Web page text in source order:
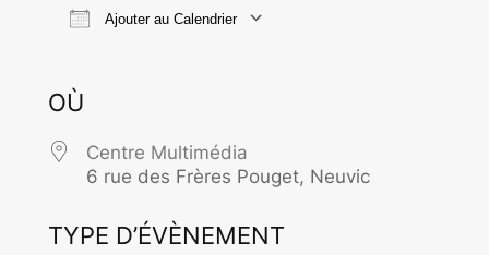
Ajouter au Calendrier
OÙ
Centre Multimédia
6 rue des Frères Pouget, Neuvic
TYPE D’ÉVÈNEMENT